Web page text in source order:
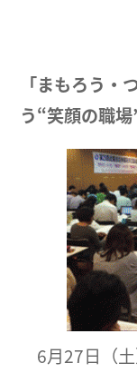
「まもろう・
う“笑顔の職場
6月27日（